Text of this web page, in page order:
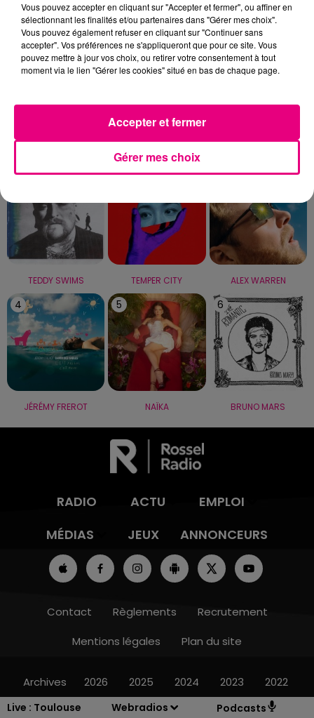
Live : Toulouse
Webradios Podcasts
LE TOP
1
TEDDY SWIMS
2
TEMPER CITY
3
ALEX WARREN
4
JÉRÉMY FREROT
5
NAÏKA
6
BRUNO MARS
RADIO ACTU
EMPLOI
MÉDIAS
JEUX ANNONCEURS
Contact Règlements
Recrutement
Mentions légales
Plan du site
Archives 2026 2025 2024 2023 2022
Vous pouvez accepter en cliquant sur "Accepter et fermer", ou affiner en
sélectionnant les finalités et/ou partenaires dans "Gérer mes choix".
Vous pouvez également refuser en cliquant sur "Continuer sans
accepter". Vos préférences ne s'appliqueront que pour ce site. Vous
pouvez mettre à jour vos choix, ou retirer votre consentement à tout
moment via le lien "Gérer les cookies" situé en bas de chaque page.
Gérer mes choix
Accepter et fermer